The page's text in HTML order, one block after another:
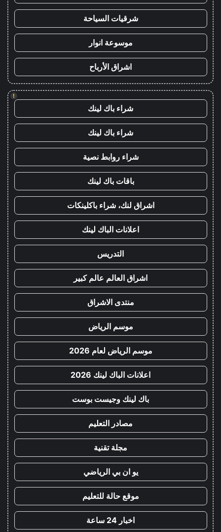
شرقيات السياحة
موسوعة انوار
اشراق الأرباح
!
شراء باك لينك
شراء باك لينك
شراء روابط نصية
باقات باك لينك
اشراق لنك، شراء باكلينكات
اعلانات الباك لينك
التدريس
اشراق العالم عالم كبير
منتدى الاشراق
موسم الرياض
موسم الرياض لعام 2026
اعلانات الباك لينك 2026
باك لينك وجيست بوست
مصادر التعليم
مجلة تقنية
يو ان بي الرياضي
موقع حالة للتعليم
اخبار 24 ساعة